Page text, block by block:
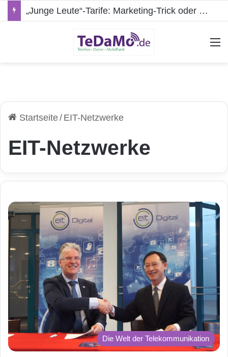
„Junge Leute“-Tarife: Marketing-Trick oder echte Vorteile?
Startseite/ EIT-Netzwerke
EIT-Netzwerke
Die Welt der Telekommunikation